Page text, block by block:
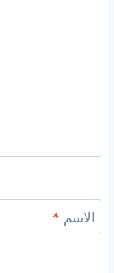
الاسم *